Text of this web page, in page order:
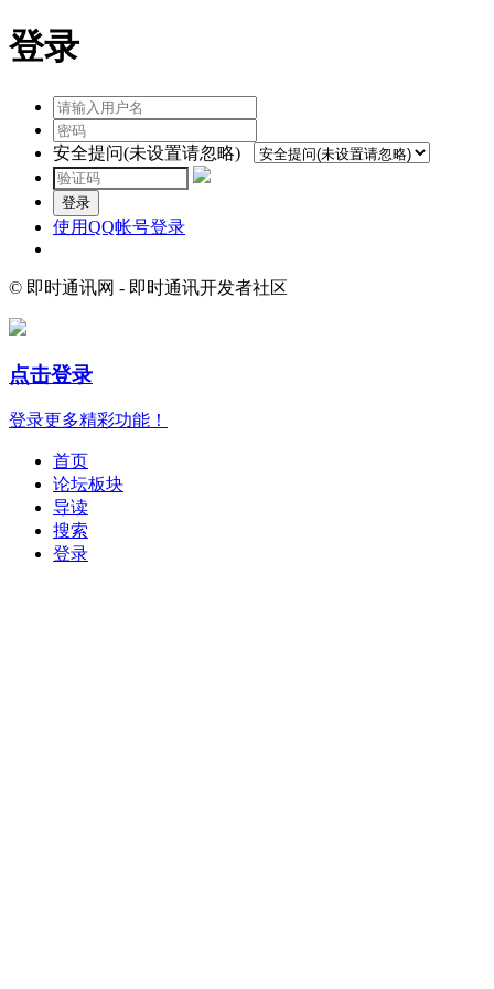
登录
安全提问(未设置请忽略)
登录
使用QQ帐号登录
© 即时通讯网 - 即时通讯开发者社区
点击登录
登录更多精彩功能！
首页
论坛板块
导读
搜索
登录